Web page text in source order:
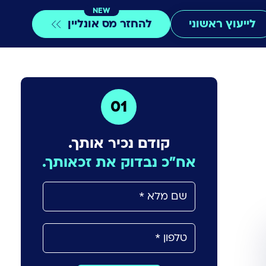
לייעוץ ראשוני להחזר מס אונליין
NEW
קודם נכיר אותך.
אח"כ נבדוק את זכאותך.
01